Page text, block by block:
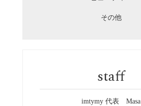
その他
staff
imtymy 代表 Masa